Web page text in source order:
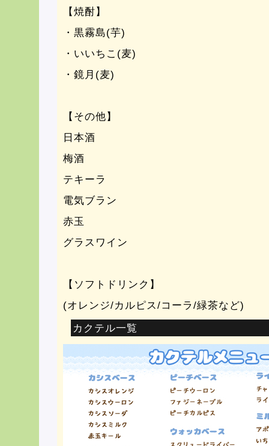
【焼酎】
・黒霧島(芋)
・いいちこ(麦)
・鏡月(麦)
【その他】
日本酒
梅酒
テキーラ
電気ブラン
赤玉
グラスワイン
【ソフトドリンク】
(オレンジ/カルピス/コーラ/緑茶など)
カクテル一覧